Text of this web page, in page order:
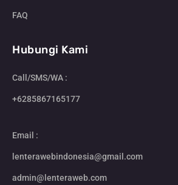
FAQ
Hubungi Kami
Call/SMS/WA :
+6285867165177
Email :
lenterawebindonesia@gmail.com
admin@lenteraweb.com